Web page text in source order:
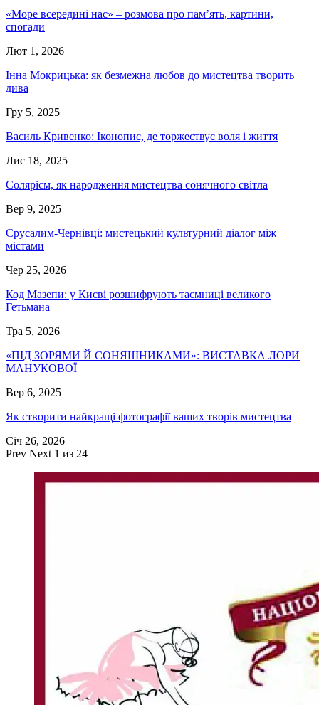
«Море всередині нас» – розмова про пам’ять, картини,
спогади
Лют 1, 2026
Інна Мокрицька: як безмежна любов до мистецтва творить
дива
Гру 5, 2025
Василь Кривенко: Іконопис, де торжествує воля і життя
Лис 18, 2025
Солярісм, як народження мистецтва сонячного світла
Вер 9, 2025
Єрусалим-Чернівці: мистецький культурний діалог між
містами
Чер 25, 2026
Код Мазепи: у Києві розшифрують таємниці великого
Гетьмана
Тра 5, 2026
«ПІД ЗОРЯМИ Й СОНЯШНИКАМИ»: ВИСТАВКА ЛОРИ
МАНУКОВОЇ
Вер 6, 2025
Як створити найкращі фотографії ваших творів мистецтва
Січ 26, 2026
Prev Next 1 из 24